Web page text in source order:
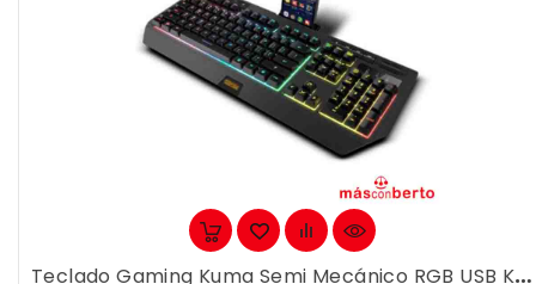
Teclado Gaming Kuma Semi Mecánico RGB USB Krom...